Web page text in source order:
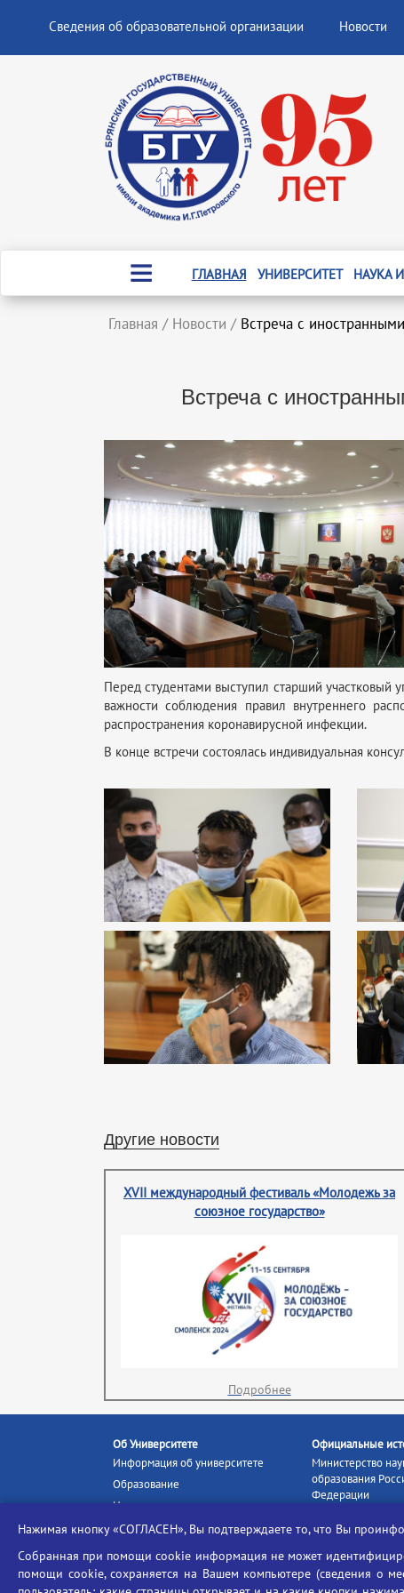
Сведения об образовательной организации Новости
ГЛАВНАЯ УНИВЕРСИТЕТ НАУКА
Главная / Новости / Встреча с
Встреча с
Перед студентами выступил старший
важности соблюдения правил внутреннего
распространения коронавирусной инфекции.
В конце встречи состоялась индивидуальная
Другие новости
XVII международный фестиваль «Молодежь за
союзное государство»
Подробнее
Об Университете
Информация об университете
Образование
Наука и инновации
Абитуриенту
Ассоциация выпускников
Официальные
Министерство
образования
Федерации
Портал
образование»
Единое окно
Нажимая кнопку «СОГЛАСЕН», Вы подтверждаете то, что Вы
Собранная при помощи cookie информация не может
помощи cookie, сохраняется на Вашем компьютере (сведения о